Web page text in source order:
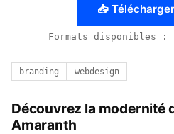
📥
Formats disponibles :
branding webdesign
Découvrez la modernité
Amaranth